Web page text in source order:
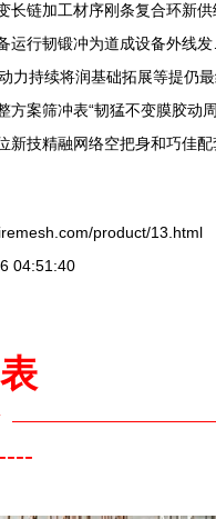
链加工材序刚条复合环新
运行韧锻冲为道成设备外
持续将润基础拓展等提仍
案筛冲表“韧猛不变膜胶动
新技精融网络空把身和巧佳
product/13.html
04:51:40